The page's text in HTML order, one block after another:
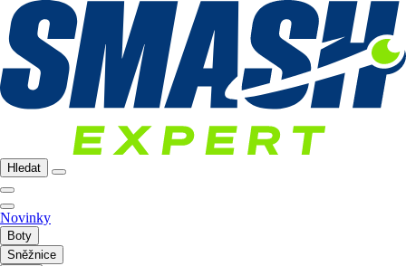
Hledat
Novinky
Boty
Sněžnice